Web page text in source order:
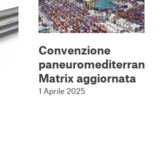
Convenzione
paneuromediterranea:
Matrix aggiornata
1 Aprile 2025